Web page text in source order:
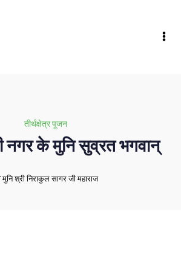
तीर्थक्षेत्र पूजन
के मुनि सुव्रत भगवान्
मुनि श्री निराकुल सागर जी महाराज